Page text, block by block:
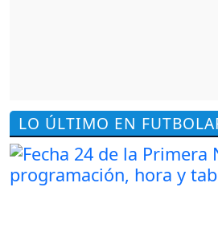
LO ÚLTIMO EN